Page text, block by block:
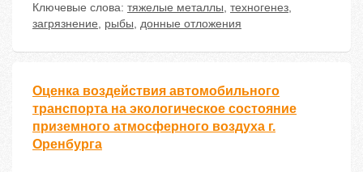
Ключевые слова: тяжелые металлы, техногенез,
загрязнение, рыбы, донные отложения
Оценка воздействия автомобильного
транспорта на экологическое состояние
приземного атмосферного воздуха г.
Оренбурга